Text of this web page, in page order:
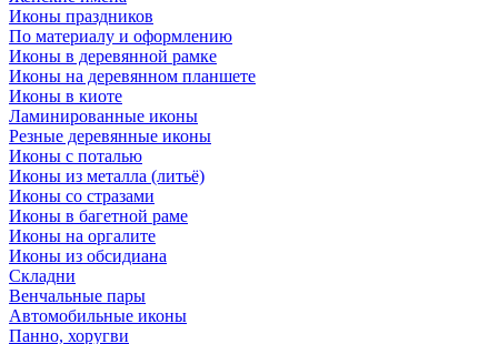
Иконы праздников
По материалу и оформлению
Иконы в деревянной рамке
Иконы на деревянном планшете
Иконы в киоте
Ламинированные иконы
Резные деревянные иконы
Иконы с поталью
Иконы из металла (литьё)
Иконы со стразами
Иконы в багетной раме
Иконы на оргалите
Иконы из обсидиана
Складни
Венчальные пары
Автомобильные иконы
Панно, хоругви